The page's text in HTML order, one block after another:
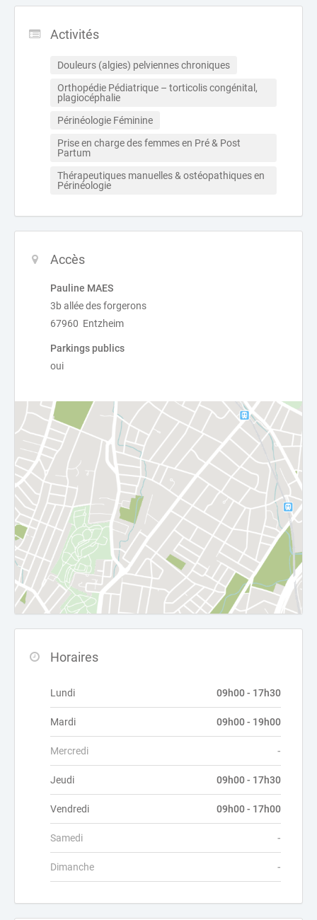
Activités
Douleurs (algies) pelviennes chroniques
Orthopédie Pédiatrique – torticolis congénital,
plagiocéphalie
Périnéologie Féminine
Prise en charge des femmes en Pré & Post
Partum
Thérapeutiques manuelles & ostéopathiques en
Périnéologie
Accès
Pauline MAES
3b allée des forgerons
67960 Entzheim
Parkings publics
oui
Horaires
Lundi 09h00 - 17h30
Mardi 09h00 - 19h00
Mercredi -
Jeudi 09h00 - 17h30
Vendredi 09h00 - 17h00
Samedi -
Dimanche -